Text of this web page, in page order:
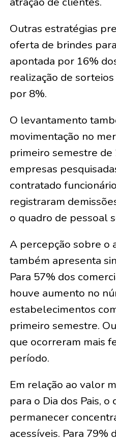
Outras estratégias
oferta de brindes
apontada por 16%
realização de
por 8%.
O levantamento
movimentação no
primeiro semestre de
empresas
contratado
registraram
o quadro de pessoal
A percepção sobre o
também apresenta
Para 57% dos
houve aumento no
estabelecimentos
primeiro semestre.
que ocorreram mais
período.
Em relação ao valor
para o Dia dos Pais,
permanecer
acessíveis. Para 79%